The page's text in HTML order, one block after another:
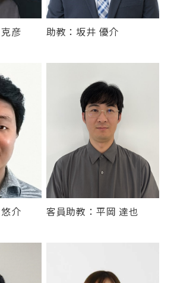
彦 助教：坂井 優介
介 客員助教：平岡 達也